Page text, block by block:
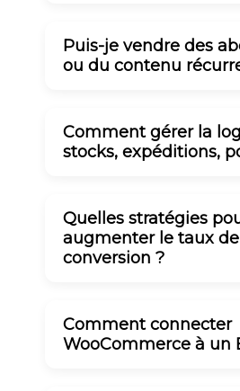
Puis-je vendre des
ou du contenu
Comment gérer la
stocks, expéditions,
Quelles stratégies
augmenter le taux de
conversion ?
Comment connecter
WooCommerce à un